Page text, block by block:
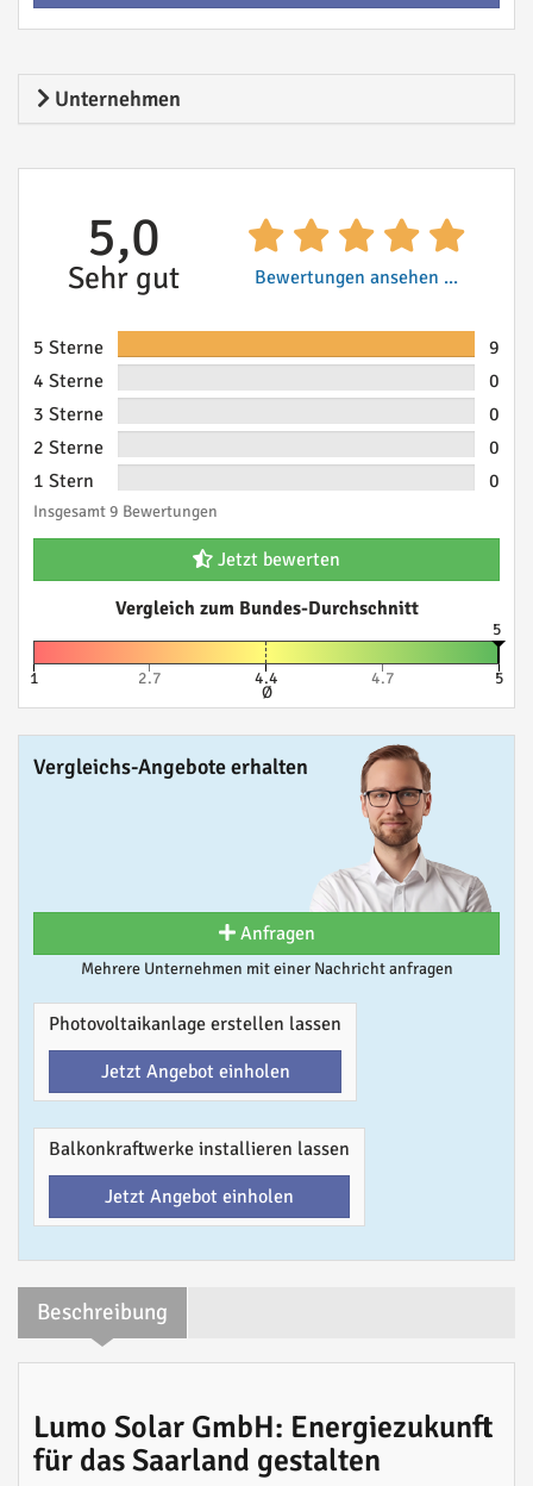
Unternehmen
5,0
Sehr gut Bewertungen ansehen ...
5 Sterne
9
4 Sterne
0
3 Sterne
0
2 Sterne
0
1 Stern
0
Insgesamt 9 Bewertungen
Jetzt bewerten
Vergleich zum Bundes-Durchschnitt
5
1 2.7 4.4
Ø
4.7 5
Vergleichs-Angebote erhalten
Anfragen
Mehrere Unternehmen mit einer Nachricht anfragen
Photovoltaikanlage erstellen lassen
Jetzt Angebot einholen
Balkonkraftwerke installieren lassen
Jetzt Angebot einholen
Beschreibung
Lumo Solar GmbH: Energiezukunft
für das Saarland gestalten